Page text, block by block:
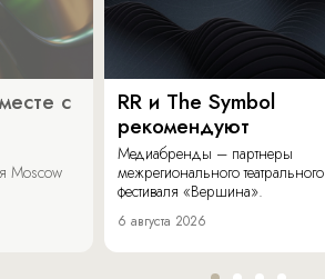
с
Moscow
RR и The Symbol
рекомендуют
Медиабренды – партнеры
межрегионального театрального
фестиваля «Вершина».
6 августа 2026